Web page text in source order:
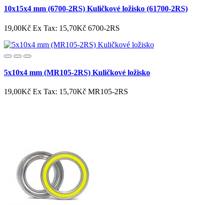
10x15x4 mm (6700-2RS) Kuličkové ložisko (61700-2RS)
19,00Kč Ex Tax: 15,70Kč 6700-2RS
5x10x4 mm (MR105-2RS) Kuličkové ložisko
19,00Kč Ex Tax: 15,70Kč MR105-2RS